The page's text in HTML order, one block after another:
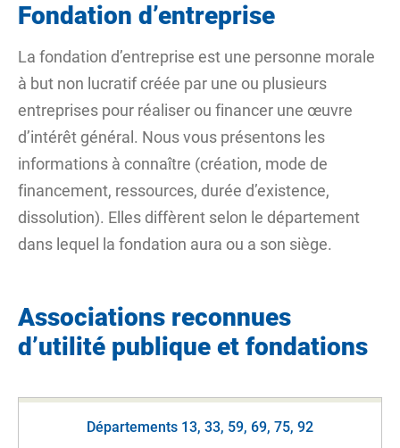
Fondation d’entreprise
La fondation d’entreprise est une personne morale
à but non lucratifcréée par une ou plusieurs
entreprises pour réaliser ou financer une œuvre
d’intérêt général. Nous vous présentons les
informations à connaître (création, mode de
financement, ressources, durée d’existence,
dissolution). Elles diffèrent selon le département
dans lequel la fondation aura ou a son siège.
Associations reconnues
d’utilité publique et fondations
Départements 13, 33, 59, 69, 75, 92